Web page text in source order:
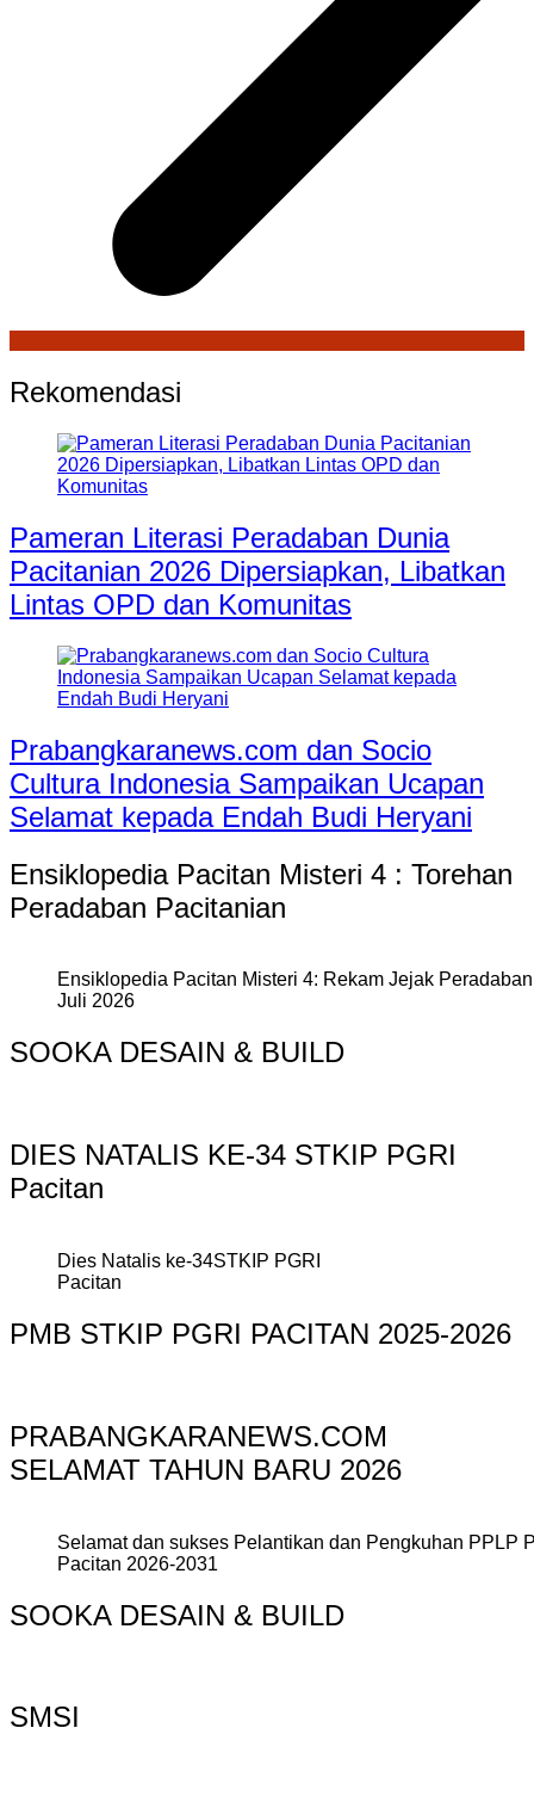
Rekomendasi
Pameran Literasi Peradaban Dunia
Pacitanian 2026 Dipersiapkan, Libatkan
Lintas OPD dan Komunitas
Prabangkaranews.com dan Socio
Cultura Indonesia Sampaikan Ucapan
Selamat kepada Endah Budi Heryani
Ensiklopedia Pacitan Misteri 4 : Torehan
Peradaban Pacitanian
Ensiklopedia Pacitan Misteri 4: Rekam Jejak
Juli 2026
SOOKA DESAIN & BUILD
DIES NATALIS KE-34 STKIP PGRI
Pacitan
Dies Natalis ke-34STKIP PGRI
Pacitan
PMB STKIP PGRI PACITAN 2025-2026
PRABANGKARANEWS.COM
SELAMAT TAHUN BARU 2026
Selamat dan sukses Pelantikan dan Pengkuhan PPLP
Pacitan 2026-2031
SOOKA DESAIN & BUILD
SMSI